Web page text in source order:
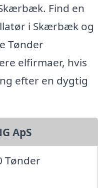
Find en
i Skærbæk og
Tønder
elfirmaer, hvis
efter en dygtig
ApS
Tønder